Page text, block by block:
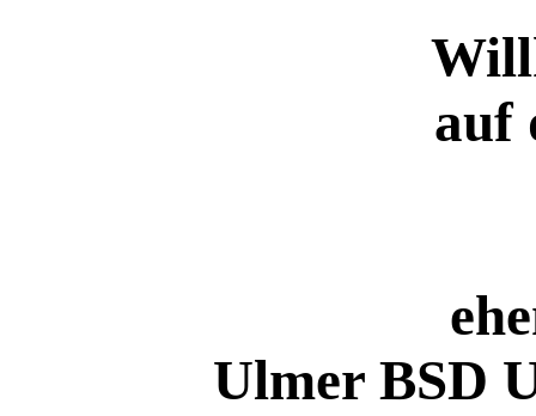
auf
Ulmer BSD